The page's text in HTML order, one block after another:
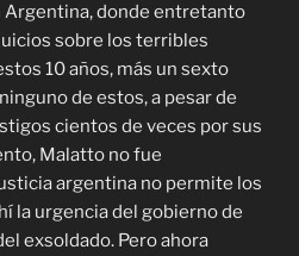
Argentina, donde entretanto
sobre los terribles
10 años, más un sexto
de estos, a pesar de
cientos de veces por sus
Malatto no fue
argentina no permite los
la urgencia del gobierno de
exsoldado. Pero ahora